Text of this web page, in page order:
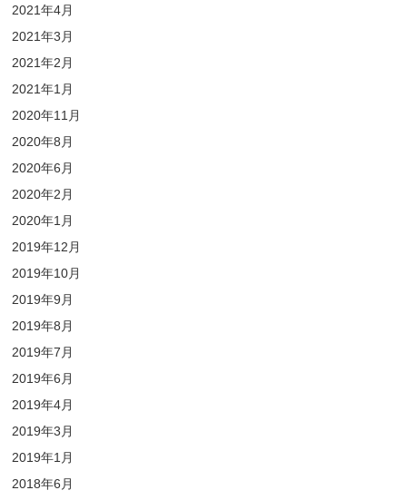
2021年4月
2021年3月
2021年2月
2021年1月
2020年11月
2020年8月
2020年6月
2020年2月
2020年1月
2019年12月
2019年10月
2019年9月
2019年8月
2019年7月
2019年6月
2019年4月
2019年3月
2019年1月
2018年6月